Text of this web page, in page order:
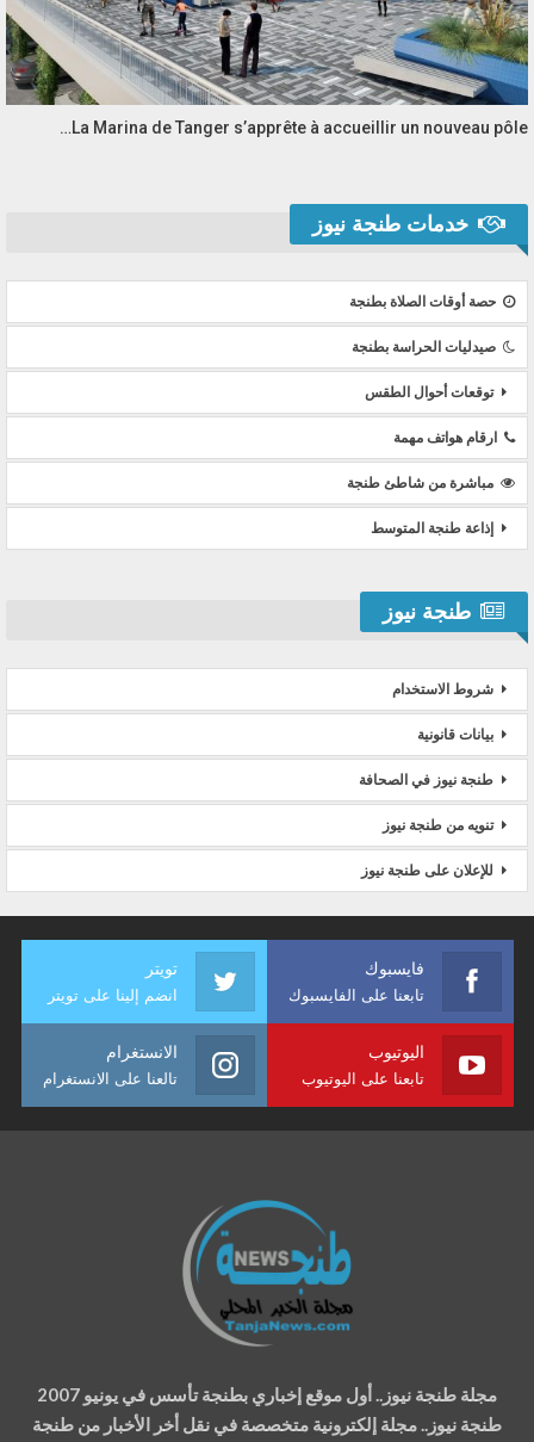
La Marina de Tanger s’apprête à accueillir un nouveau pôle…
خدمات طنجة نيوز
حصة أوقات الصلاة بطنجة
صيدليات الحراسة بطنجة
توقعات أحوال الطقس
ارقام هواتف مهمة
مباشرة من شاطئ طنجة
إذاعة طنجة المتوسط
طنجة نيوز
شروط الاستخدام
بيانات قانونية
طنجة نيوز في الصحافة
تنويه من طنجة نيوز
للإعلان على طنجة نيوز
فايسبوك
تابعنا على الفايسبوك
تويتر
انضم إلينا على تويتر
اليوتيوب
تابعنا على اليوتيوب
الانستغرام
تالعنا على الانستغرام
مجلة طنجة نيوز.. أول موقع إخباري بطنجة تأسس في يونيو 2007
طنجة نيوز.. مجلة إلكترونية متخصصة في نقل أخر الأخبار من طنجة